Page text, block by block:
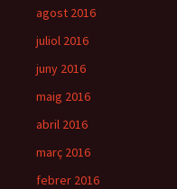
agost 2016
juliol 2016
juny 2016
maig 2016
abril 2016
març 2016
febrer 2016